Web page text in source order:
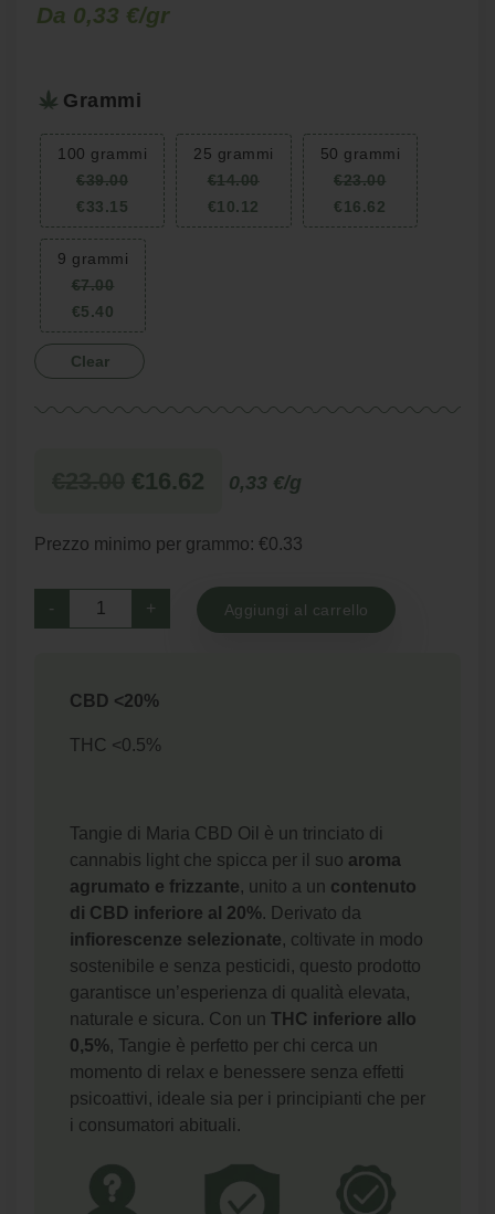
-Fascia
da
€7.00
€39.00
-Fascia
da
€5.40
a
€33.15
Da 0,33 €/gr
Grammi
100 grammi
€39.00
€33.15
25 grammi
€14.00
€10.12
50 grammi
€23.00
€16.62
9 grammi
€7.00
€5.40
Clear
Il
originale
€23.00.
€16.62
attuale
€16.62.
0,33 €/g
Prezzo minimo per grammo: €0.33
-
Tangie
-
quantità
+ Aggiungi al carrello
CBD <20%
THC <0.5%
Tangie di Maria CBD Oil è un trinciato di
cannabis light che spicca per il suo aroma
agrumato e frizzante, unito a un contenuto
di CBD inferiore al 20%. Derivato da
infiorescenze selezionate, coltivate in modo
sostenibile e senza pesticidi, questo prodotto
garantisce un’esperienza di qualità elevata,
naturale e sicura. Con un THC inferiore allo
0,5%, Tangie è perfetto per chi cerca un
momento di relax e benessere senza effetti
psicoattivi, ideale sia per i principianti che per
i consumatori abituali.